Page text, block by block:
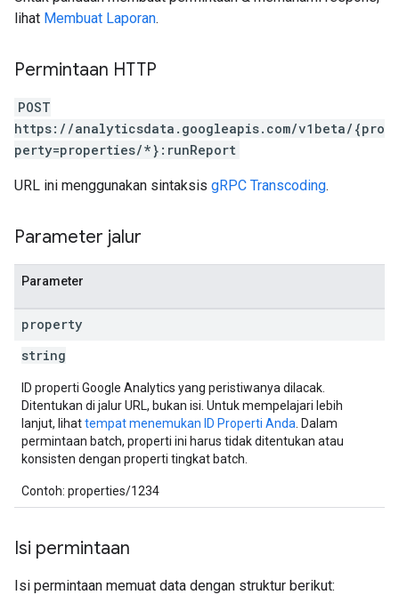
lihat Membuat Laporan.
Permintaan HTTP
POST
https://analyticsdata.googleapis.com/v1beta/{pro
perty=properties/*}:runReport
URL ini menggunakan sintaksis gRPC Transcoding.
Parameter jalur
Parameter
property
string
ID properti Google Analytics yang peristiwanya dilacak.
Ditentukan di jalur URL, bukan isi. Untuk mempelajari lebih
lanjut, lihattempat menemukan ID Properti Anda . Dalam
permintaan batch, properti ini harus tidak ditentukan atau
konsisten dengan properti tingkat batch.
Contoh: properties/1234
Isi permintaan
Isi permintaan memuat data dengan struktur berikut: